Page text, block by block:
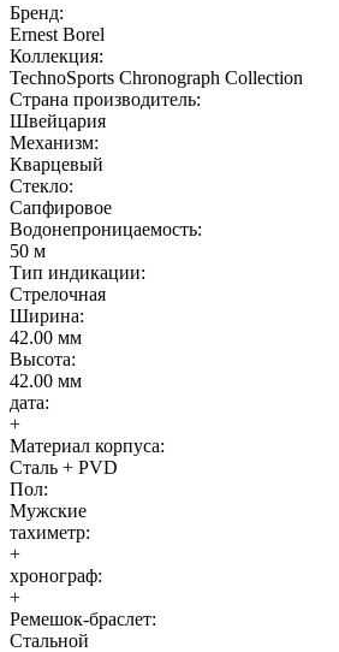
Бренд:
Ernest Borel
Коллекция:
TechnoSports Chronograph Collection
Страна производитель:
Швейцария
Механизм:
Кварцевый
Стекло:
Сапфировое
Водонепроницаемость:
50 м
Тип индикации:
Стрелочная
Ширина:
42.00 мм
Высота:
42.00 мм
дата:
+
Материал корпуса:
Сталь + PVD
Пол:
Мужские
тахиметр:
+
хронограф:
+
Ремешок-браслет:
Стальной